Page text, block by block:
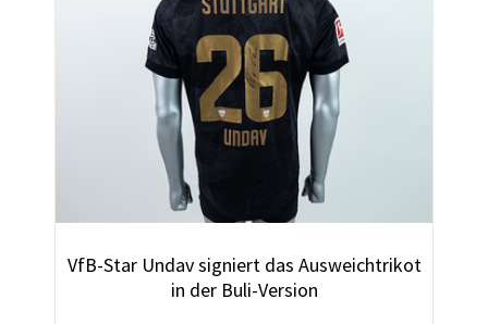
VfB-Star Undav signiert das Ausweichtrikot
in der Buli-Version